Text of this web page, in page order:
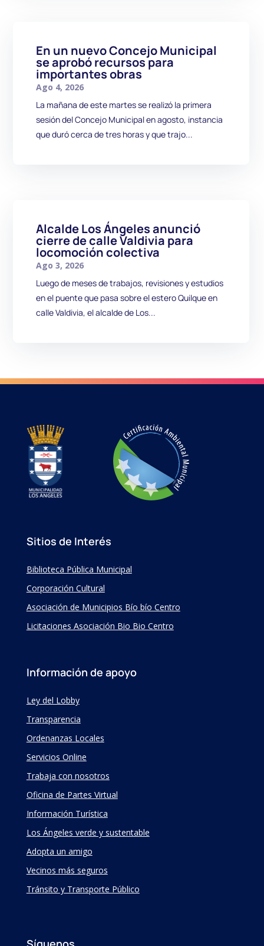
En un nuevo Concejo Municipal
se aprobó recursos para
importantes obras
Ago 4, 2026
La mañana de este martes se realizó la primera
sesión del Concejo Municipal en agosto, instancia
que duró cerca de tres horas y que trajo...
Alcalde Los Ángeles anunció
cierre de calle Valdivia para
locomoción colectiva
Ago 3, 2026
Luego de meses de trabajos, revisiones y estudios
en el puente que pasa sobre el estero Quilque en
calle Valdivia, el alcalde de Los...
Sitios de Interés
Biblioteca Pública Municipal
Corporación Cultural
Asociación de Municipios Bío bío Centro
Licitaciones Asociación Bio Bio Centro
Información de apoyo
Ley del Lobby
Transparencia
Ordenanzas Locales
Servicios Online
Trabaja con nosotros
Oficina de Partes Virtual
Información Turística
Los Ángeles verde y sustentable
Adopta un amigo
Vecinos más seguros
Tránsito y Transporte Público